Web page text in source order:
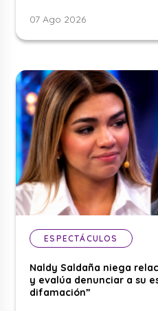
07 Ago 2026
ESPECTÁCULOS
Naldy Saldaña niega
y evalúa denunciar a su
difamación”